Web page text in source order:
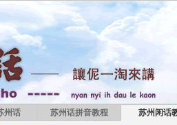
州话 苏州话拼音教程 苏州闲话